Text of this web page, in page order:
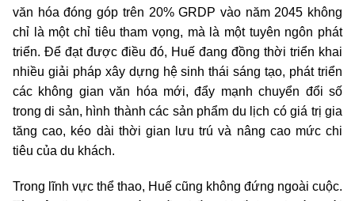
văn hóa đóng góp trên 20% GRDP vào năm 2045 không
chỉ là một chỉ tiêu tham vọng, mà là một tuyên ngôn phát
triển. Để đạt được điều đó, Huế đang đồng thời triển khai
nhiều giải pháp xây dựng hệ sinh thái sáng tạo, phát triển
các không gian văn hóa mới, đẩy mạnh chuyển đổi số
trong di sản, hình thành các sản phẩm du lịch có giá trị gia
tăng cao, kéo dài thời gian lưu trú và nâng cao mức chi
tiêu của du khách.
Trong lĩnh vực thể thao, Huế cũng không đứng ngoài cuộc.